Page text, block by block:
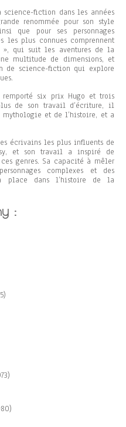
fiction dans les années
renommée pour son style
que pour ses personnages
les plus connues comprennent
», qui suit les aventures de la
multitude de dimensions, et
de science-fiction qui explore
six prix Hugo et trois
de son travail d’écriture, il
et de l’histoire, et a
écrivains les plus influents de
et son travail a inspiré de
genres. Sa capacité à mêler
complexes et des
place dans l’histoire de la
: